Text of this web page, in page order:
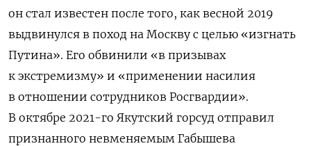
он стал известен после того, как весной 2019
выдвинулся в поход на Москву с целью «изгнать
Путина». Его обвинили «в призывах
к экстремизму» и «применении насилия
в отношении сотрудников Росгвардии».
В октябре 2021-го Якутский горсуд отправил
признанного невменяемым Габышева